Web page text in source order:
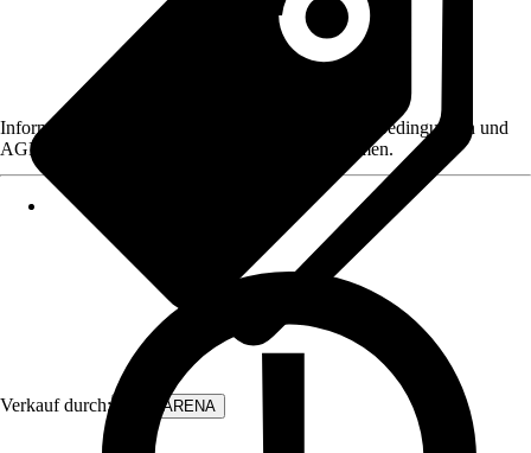
Verkauf durch: WALLARENA
Informationen des Verkäufers, wie z. B. Rückgabebedingungen und
AGB, finden Sie bei Klick auf den Verkäufernamen.